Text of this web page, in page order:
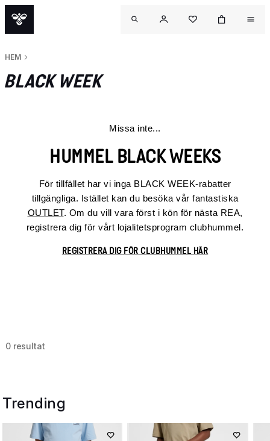
HEM
BLACK WEEK
Missa inte...
HUMMEL BLACK WEEKS
För tillfället har vi inga BLACK WEEK-rabatter
tillgängliga. Istället kan du besöka vår fantastiska
OUTLET. Om du vill vara först i kön för nästa REA,
registrera dig för vårt lojalitetsprogram clubhummel.
REGISTRERA DIG FÖR CLUBHUMMEL HÄR
0 resultat
Trending